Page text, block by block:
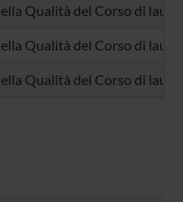
Qualità del Corso di
Qualità del Corso di
Qualità del Corso di